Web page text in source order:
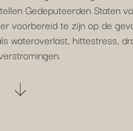
Gedeputeerden Staten
voorbereid te zijn op de
wateroverlast, hittestress,